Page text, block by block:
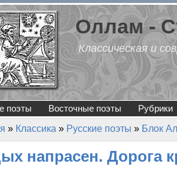
Оллам -
Классическая и
поэты Восточные поэты Рубрики
» Классика » Русские поэты » Блок
напрасен. Дорога